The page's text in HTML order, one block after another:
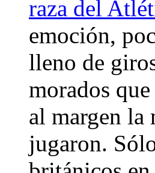
raza del
emoción,
lleno de
morados
al margen la
jugaron.